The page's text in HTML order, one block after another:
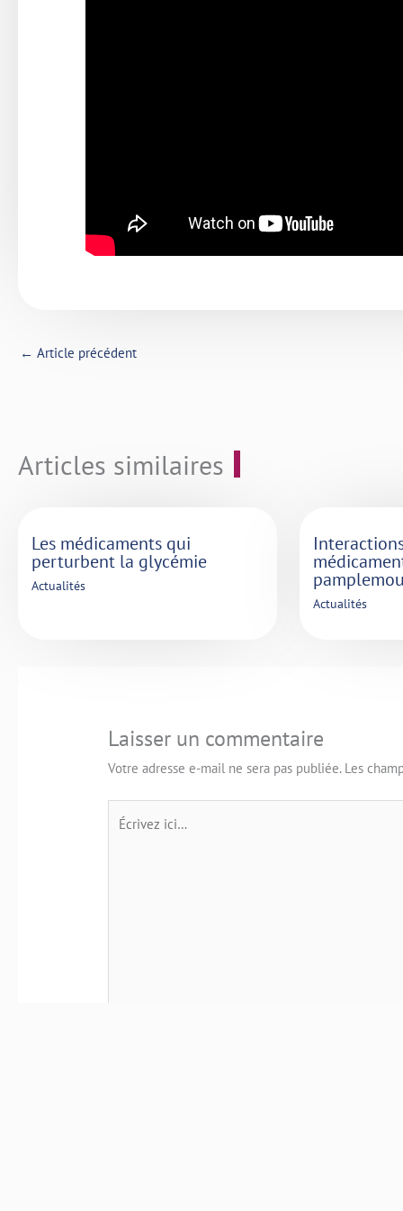
← Article précédent
Articles similaires
Les médicaments qui
perturbent la glycémie
Actualités
Actualités
Laisser un commentaire
Votre adresse e-mail ne sera pas publiée. Les